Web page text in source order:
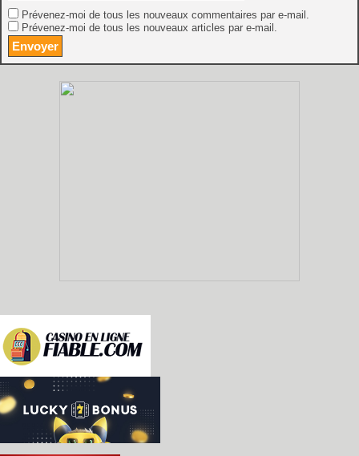
Prévenez-moi de tous les nouveaux commentaires par e-mail.
Prévenez-moi de tous les nouveaux articles par e-mail.